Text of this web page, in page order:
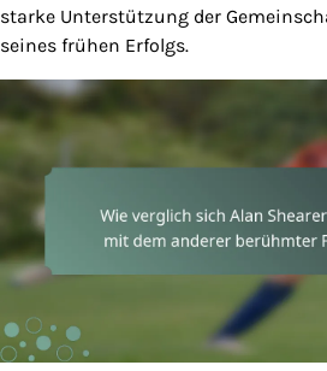
starke Unterstützung der
seines frühen Erfolgs.